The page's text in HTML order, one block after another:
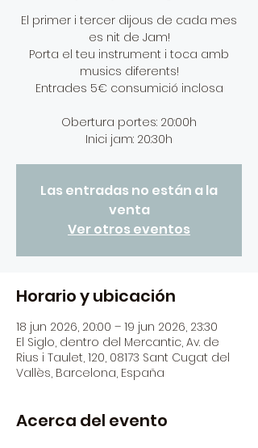
El primer i tercer dijous de cada mes
es nit de Jam!
Porta el teu instrument i toca amb
musics diferents!
Entrades 5€ consumició inclosa
Obertura portes: 20:00h
Inici jam: 20:30h
Las entradas no están a la
venta
Ver otros eventos
Horario y ubicación
18 jun 2026, 20:00 – 19 jun 2026, 23:30
El Siglo, dentro del Mercantic, Av. de
Rius i Taulet, 120, 08173 Sant Cugat del
Vallès, Barcelona, España
Acerca del evento